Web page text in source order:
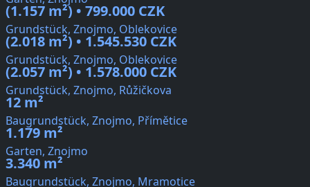
(1.157 m²) • 799.000 CZK
Grundstück, Znojmo, Oblekovice
(2.018 m²) • 1.545.530 CZK
Grundstück, Znojmo, Oblekovice
(2.057 m²) • 1.578.000 CZK
Grundstück, Znojmo, Růžičkova
12 m²
Baugrundstück, Znojmo, Přímětice
1.179 m²
Garten, Znojmo
3.340 m²
Baugrundstück, Znojmo, Mramotice